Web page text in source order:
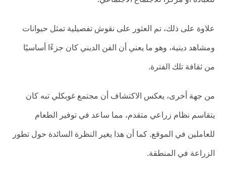
علاوة على ذلك، تم العثور على نقوش تفصيلية تمثل حيوانات
ومشاهد دينية، وهو ما يعني أن الفن الديني كان جزءًا أساسيًا
من ثقافة تلك الفترة.
من جهة أخرى، يعكس الاكتشاف أن مجتمع غوبكلي تبه كان
يتقاسم نظام زراعي متقدم، مما ساعد في توفير الطعام
للعاملين في الموقع. كما أن هذا يغير النظرة السائدة حول تطور
الزراعة في المنطقة.